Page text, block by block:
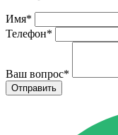
Имя*
Телефон*
Ваш вопрос*